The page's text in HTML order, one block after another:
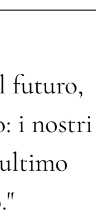
futuro,
i nostri